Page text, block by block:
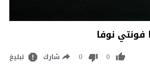
0
0 شارك تبليغ